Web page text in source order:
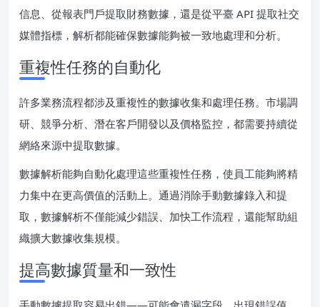
信息、從報表門戶提取財務數據，還是從平臺 API 提取社交
媒體指標，解析都能確保數據能夠被一致地處理和分析。
重複性任務的自動化
許多業務流程都涉及重複性的數據收集和處理任務。市場調
研、競爭分析、潛在客戶開發以及價格監控，都需要持續從
網絡來源中提取數據。
數據解析能夠自動化處理這些重複性任務，使員工能夠將精
力集中在更高價值的活動上。通過消除手動數據錄入和提
取，數據解析不僅能減少錯誤、加快工作流程，還能幫助組
織擴大數據收集規模。
提高數據質量和一致性